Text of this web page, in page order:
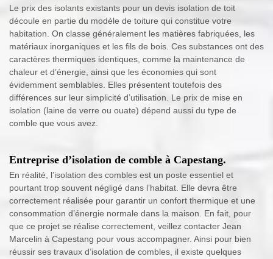
Le prix des isolants existants pour un devis isolation de toit
découle en partie du modèle de toiture qui constitue votre
habitation. On classe généralement les matières fabriquées, les
matériaux inorganiques et les fils de bois. Ces substances ont des
caractères thermiques identiques, comme la maintenance de
chaleur et d’énergie, ainsi que les économies qui sont
évidemment semblables. Elles présentent toutefois des
différences sur leur simplicité d’utilisation. Le prix de mise en
isolation (laine de verre ou ouate) dépend aussi du type de
comble que vous avez.
Entreprise d’isolation de comble à Capestang.
En réalité, l’isolation des combles est un poste essentiel et
pourtant trop souvent négligé dans l’habitat. Elle devra être
correctement réalisée pour garantir un confort thermique et une
consommation d’énergie normale dans la maison. En fait, pour
que ce projet se réalise correctement, veillez contacter Jean
Marcelin à Capestang pour vous accompagner. Ainsi pour bien
réussir ses travaux d’isolation de combles, il existe quelques